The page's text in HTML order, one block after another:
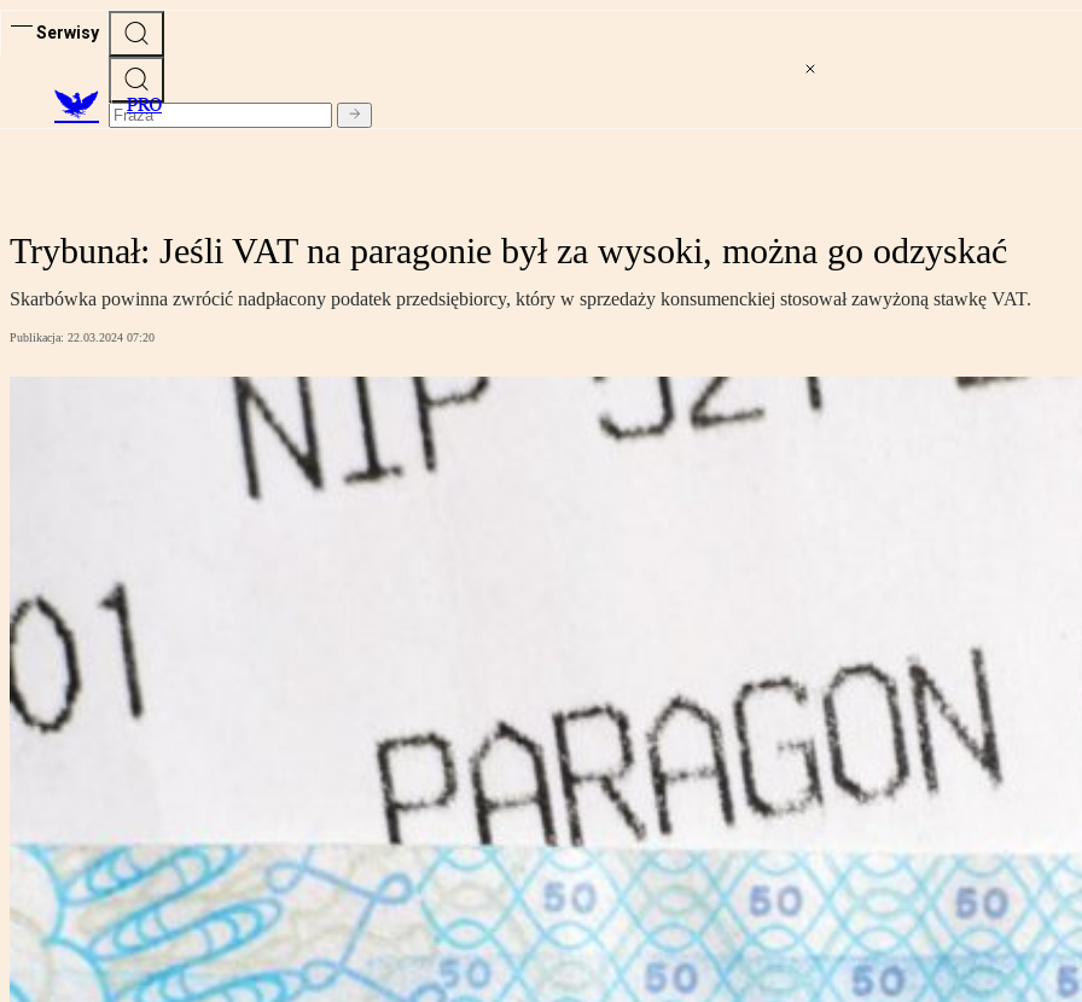
Serwisy
PRO
Trybunał: Jeśli VAT na paragonie był za wysoki, można go odzyskać
Skarbówka powinna zwrócić nadpłacony podatek przedsiębiorcy, który w sprzedaży konsumenckiej stosował zawyżoną stawkę VAT.
Publikacja: 22.03.2024 07:20